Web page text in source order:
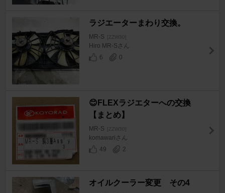
ラジエーターまわり交換。
MR-S [ZZW30]
Hiro MR-Sさん
6
0
😊FLEXラジエターへの交換
【まとめ】
MR-S [ZZW30]
komawariさん
49
2
オイルクーラー変更 その4